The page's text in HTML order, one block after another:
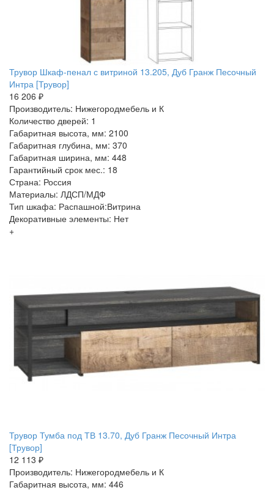
Трувор Шкаф-пенал с витриной 13.205, Дуб Гранж Песочный
Интра [Трувор]
16 206 ₽
Производитель: Нижегородмебель и К
Количество дверей: 1
Габаритная высота, мм: 2100
Габаритная глубина, мм: 370
Габаритная ширина, мм: 448
Гарантийный срок мес.: 18
Страна: Россия
Материалы: ЛДСП/МДФ
Тип шкафа: Распашной:Витрина
Декоративные элементы: Нет
+
Трувор Тумба под ТВ 13.70, Дуб Гранж Песочный Интра
[Трувор]
12 113 ₽
Производитель: Нижегородмебель и К
Габаритная высота, мм: 446